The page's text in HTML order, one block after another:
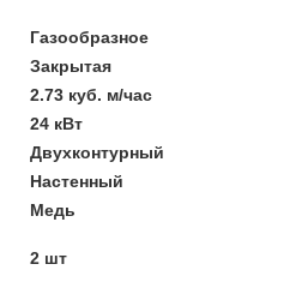
Газообразное
Закрытая
2.73 куб. м/час
24 кВт
Двухконтурный
Настенный
Медь
2 шт